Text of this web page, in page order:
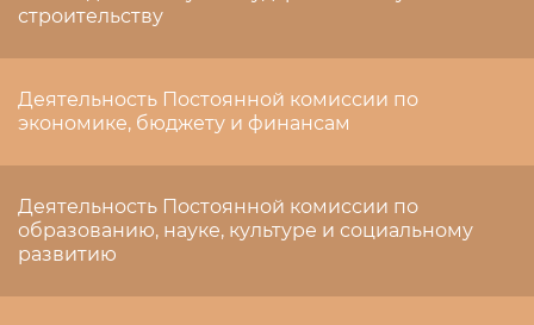
строительству
Деятельность Постоянной комиссии по
экономике, бюджету и финансам
Деятельность Постоянной комиссии по
образованию, науке, культуре и социальному
развитию